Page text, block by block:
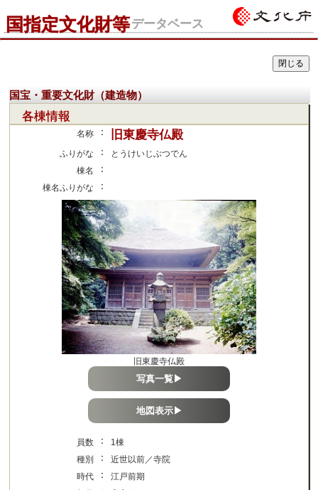
国指定文化財等データベース
国宝・重要文化財（建造物）
各棟情報
名称 ： 旧東慶寺仏殿
ふりがな ：
とうけいじぶつでん
棟名
：
棟名ふりがな ：
旧東慶寺仏殿
写真一覧▶
地図表示▶
員数 ：
1棟
種別
：
近世以前／寺院
時代
：
江戸前期